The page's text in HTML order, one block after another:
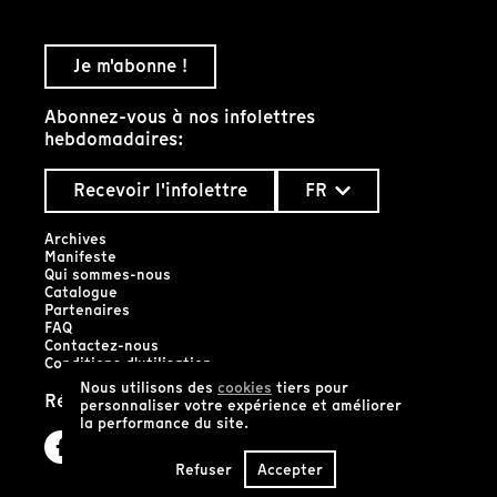
Nous utilisons des cookies tiers pour
personnaliser votre expérience et améliorer
la performance du site.
Refuser Accepter
Je m'abonne !
Abonnez-vous à nos infolettres
hebdomadaires:
Recevoir l'infolettre
FR
Archives
Manifeste
Qui sommes-nous
Catalogue
Partenaires
FAQ
Contactez-nous
Conditions d'utilisation
Réseaux sociaux